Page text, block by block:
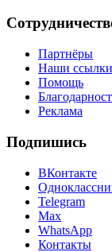
Партнёры
Наши ссылки
Помощь
Реклама
Подпишись
ВКонтакте
Telegram
Max
WhatsApp
Контакты